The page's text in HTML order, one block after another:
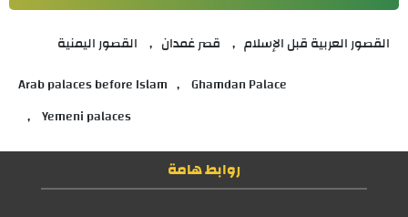
القصور العربية قبل الإسلام قصر غمدان
القصور اليمنية
Arab palaces before Islam
Ghamdan Palace
Yemeni palaces
روابط هامة